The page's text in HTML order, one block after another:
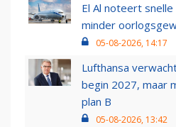
El Al noteert
minder
05-08-2026, 14:17
Lufthansa
begin 2027, maar
plan B
05-08-2026, 13:42